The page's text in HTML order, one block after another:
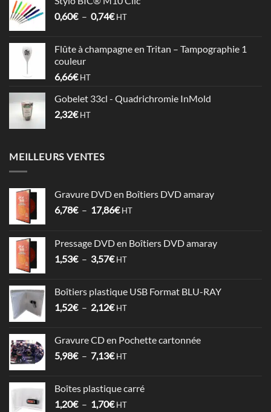
0,64€
à
0,60€ – 0,74€Plage
0,60€
HT
Flûte à champagne en Tritan – Tampographie 1
couleur
6,66€ HT
Gobelet 33cl - Quadrichromie InMold
2,32€ HT
MEILLEURS VENTES
Gravure DVD en Boîtiers DVD amaray
6,78€ – 17,86€Plage
6,78€
à
HT
Pressage DVD en Boîtiers DVD amaray
1,53€ – 3,57€Plage
1,53€
à
HT
Boîtiers plastique USB Format BLU-RAY
1,52€ – 2,12€Plage
1,52€
à
HT
Gravure CD en Pochette cartonnée
5,98€ – 7,13€Plage
5,98€
à
HT
Boîtes plastique carré
1,20€ – 1,70€Plage
HT